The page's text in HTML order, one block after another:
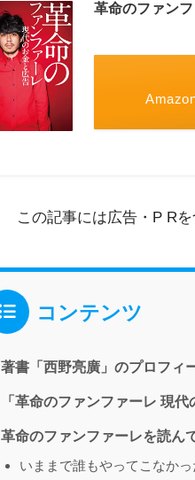
革命のファン
この記事には広告・P R
コンテンツ
著書「西野亮廣」のプロフィ
「革命のファンファーレ 現
革命のファンファーレを読ん
いままで誰もやってこなか